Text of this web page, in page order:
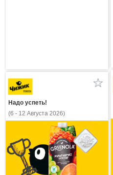
Надо успеть!
(6 - 12 Августа 2026)